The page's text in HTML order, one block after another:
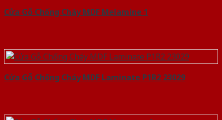
Cửa Gỗ Chống Cháy MDF Melamine 1
Cửa Gỗ Chống Cháy MDF Laminate P1R2 23029